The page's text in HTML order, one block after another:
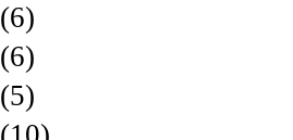
(6)
(6)
(5)